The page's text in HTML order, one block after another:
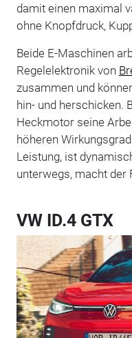
damit einen maximal
ohne Knopfdruck,
Beide E-Maschinen
Regelelektronik von
zusammen und
hin- und herschicken.
Heckmotor seine
höheren
Leistung, ist
unterwegs, macht der
VW ID.4 GTX